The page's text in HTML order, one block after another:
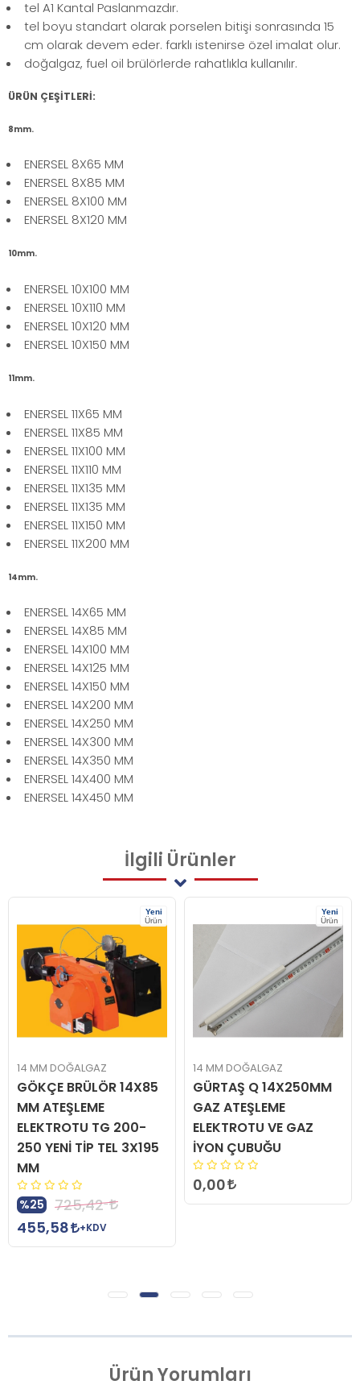
tel A1 Kantal Paslanmazdır.
tel boyu standart olarak porselen bitişi sonrasında 15
cm olarak devem eder. farklı istenirse özel imalat olur.
doğalgaz, fuel oil brülörlerde rahatlıkla kullanılır.
ÜRÜN ÇEŞİTLERİ:
8mm.
ENERSEL 8X65 MM
ENERSEL 8X85 MM
ENERSEL 8X100 MM
ENERSEL 8X120 MM
10mm.
ENERSEL 10X100 MM
ENERSEL 10X110 MM
ENERSEL 10X120 MM
ENERSEL 10X150 MM
11mm.
ENERSEL 11X65 MM
ENERSEL 11X85 MM
ENERSEL 11X100 MM
ENERSEL 11X110 MM
ENERSEL 11X135 MM
ENERSEL 11X135 MM
ENERSEL 11X150 MM
ENERSEL 11X200 MM
14mm.
ENERSEL 14X65 MM
ENERSEL 14X85 MM
ENERSEL 14X100 MM
ENERSEL 14X125 MM
ENERSEL 14X150 MM
ENERSEL 14X200 MM
ENERSEL 14X250 MM
ENERSEL 14X300 MM
ENERSEL 14X350 MM
ENERSEL 14X400 MM
ENERSEL 14X450 MM
İlgili Ürünler
Yeni
Ürün
14 MM DOĞALGAZ
GÖKÇE BRÜLÖR 14X85
MM ATEŞLEME
ELEKTROTU TG 200-
250 YENİ TİP TEL 3X195
MM
%25
725,42
455,58
+KDV
Yeni
Ürün
14 MM DOĞALGAZ
GÜRTAŞ Q 14X250MM
GAZ ATEŞLEME
ELEKTROTU VE GAZ
İYON ÇUBUĞU
0,00
ÜrünYorumları